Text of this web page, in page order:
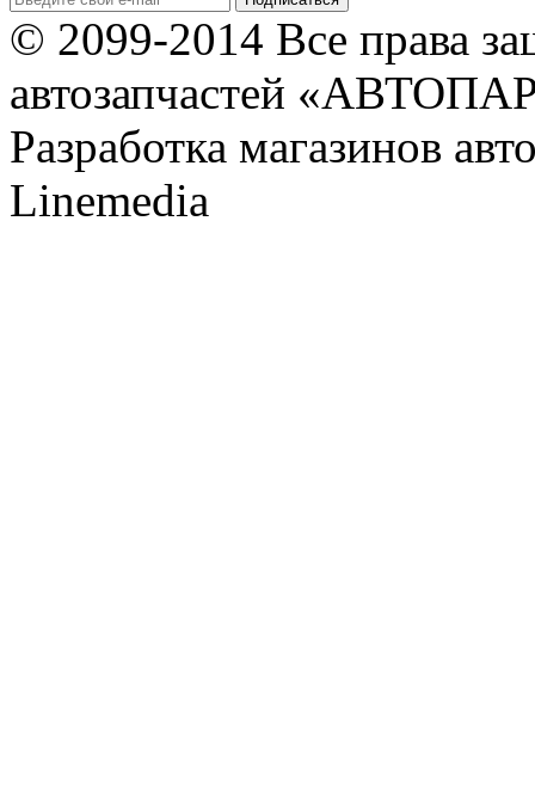
© 2099-2014 Все права
автозапчастей
Разработка магазинов
Linemedia